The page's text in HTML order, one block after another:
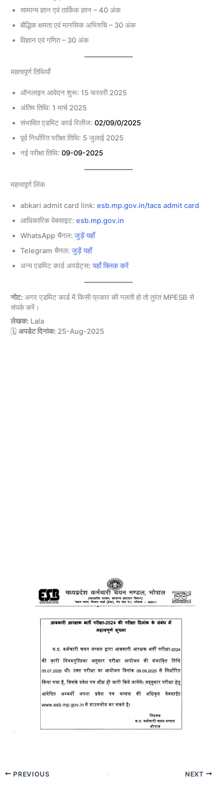
सामान्य ज्ञान एवं तार्किक ज्ञान – 40 अंक
बौद्धिक क्षमता एवं मानसिक अभिरुचि – 30 अंक
विज्ञान एवं गणित – 30 अंक
महत्वपूर्ण तिथियाँ
ऑनलाइन आवेदन शुरू: 15 फरवरी 2025
अंतिम तिथि: 1 मार्च 2025
संभावित एडमिट कार्ड रिलीज:02/09/0/2025
पूर्व निर्धारित परीक्षा तिथि: 5 जुलाई 2025
नई परीक्षा तिथि:09-09-2025
महत्वपूर्ण लिंक
abkari admit card link:esb.mp.gov.in/tacs admit card
आधिकारिक वेबसाइट:esb.mp.gov.in
WhatsApp चैनल:जुड़ें यहाँ
Telegram चैनल:जुड़ें यहाँ
अन्य एडमिट कार्ड अपडेट्स:यहाँ क्लिक करें
नोट: अगर एडमिट कार्ड में किसी प्रकार की गलती हो तो तुरंत MPESB से
संपर्क करें।
लेखक: Lala
🗓अपडेट दिनांक: 25-Aug-2025
PREVIOUS NEXT